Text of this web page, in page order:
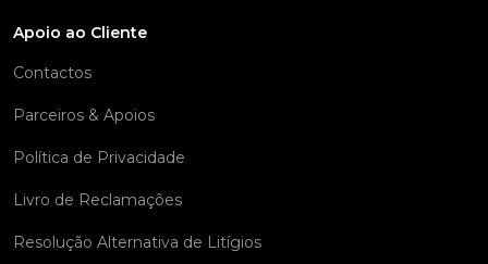
Apoio ao Cliente
Contactos
Parceiros & Apoios
Política de Privacidade
Livro de Reclamações
Resolução Alternativa de Litígios